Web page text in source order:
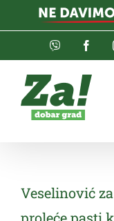
Viber
Veselinović